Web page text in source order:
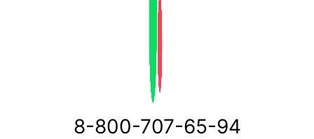
8-800-707-65-94